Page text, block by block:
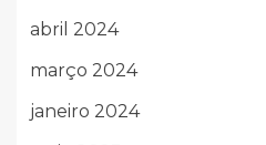
abril 2024
março 2024
janeiro 2024